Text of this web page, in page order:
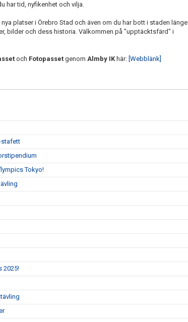
har tid, nyfikenhet och vilja.
platser i Örebro Stad och även om du har bott i staden länge
bilder och dess historia. Välkommen på "upptäcktsfärd" i
och Fotopasset genom Almby IK här: [Webblänk]
stafett
Tokyo!
2025!